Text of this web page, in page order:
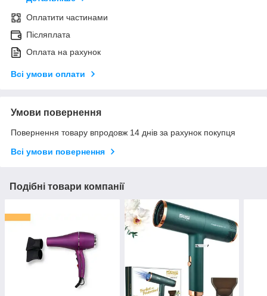
Оплатити частинами
Післяплата
Оплата на рахунок
Всі умови оплати
Умови повернення
Повернення товару впродовж 14 днів за рахунок покупця
Всі умови повернення
Подібні товари компанії